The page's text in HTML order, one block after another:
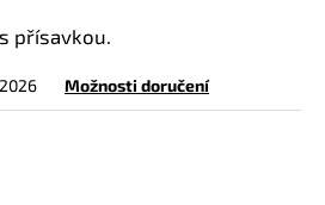
přísavkou.
Možnosti doručení